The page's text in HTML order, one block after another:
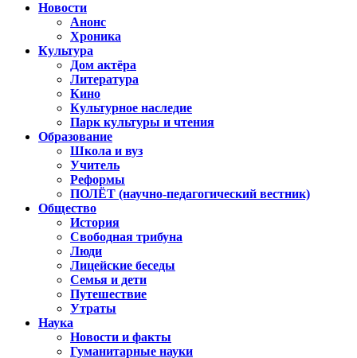
Новости
Анонс
Хроника
Культура
Дом актёра
Литература
Кино
Культурное наследие
Парк культуры и чтения
Образование
Школа и вуз
Учитель
Реформы
ПОЛЁТ (научно-педагогический вестник)
Общество
История
Свободная трибуна
Люди
Лицейские беседы
Семья и дети
Путешествие
Утраты
Наука
Новости и факты
Гуманитарные науки